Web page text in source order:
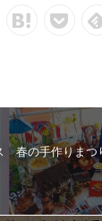
春の手作りまつ